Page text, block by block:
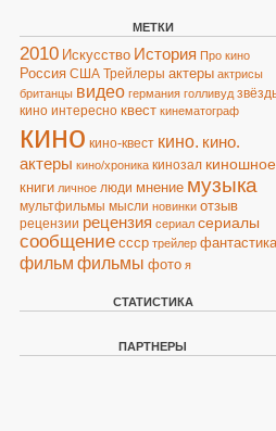
МЕТКИ
2010 Искусство История Про кино
Россия США Трейлеры актеры актрисы
британцы видео германия голливуд
кино интересно квест кинематограф
кино кино-квест кино. кино.
актеры кино/хроника кинозал киношное
книги личное люди мнение музыка
мультфильмы мысли новинки отзыв
рецензии рецензия сериал сериалы
сообщение ссср трейлер фантастика
фильм фильмы фото я
СТАТИСТИКА
ПАРТНЕРЫ